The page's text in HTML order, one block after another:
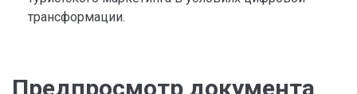
трансформации.
Предпросмотр документа